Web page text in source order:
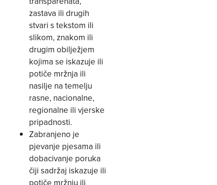
zastava ili drugih
stvari s tekstom ili
slikom, znakom ili
drugim obilježjem
kojima se iskazuje ili
potiče mržnja ili
nasilje na temelju
rasne, nacionalne,
regionalne ili vjerske
pripadnosti.
Zabranjeno je
pjevanje pjesama ili
dobacivanje poruka
čiji sadržaj iskazuje ili
potiče mržnju ili